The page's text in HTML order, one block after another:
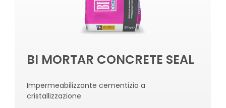
BI MORTAR CONCRETE SEAL
Impermeabilizzante cementizio a
cristallizzazione